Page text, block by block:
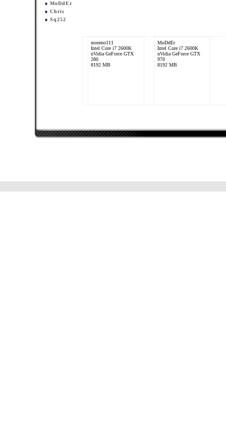
MoDdEr
Chris
Sq252
moreno111
Intel Core i7 2600K
nVidia GeForce GTX
280
8192 MB
MoDdEr
Intel Core i7 2600K
nVidia GeForce GTX
970
8192 MB
560
16384 MB